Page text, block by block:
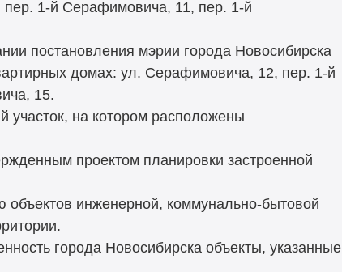
1-й Серафимовича, 11, пер. 1-й
постановления мэрии города Новосибирска
домах: ул. Серафимовича, 12, пер. 1-й
15.
участок, на котором расположены
проектом планировки застроенной
объектов инженерной, коммунально-бытовой
города Новосибирска объекты, указанные